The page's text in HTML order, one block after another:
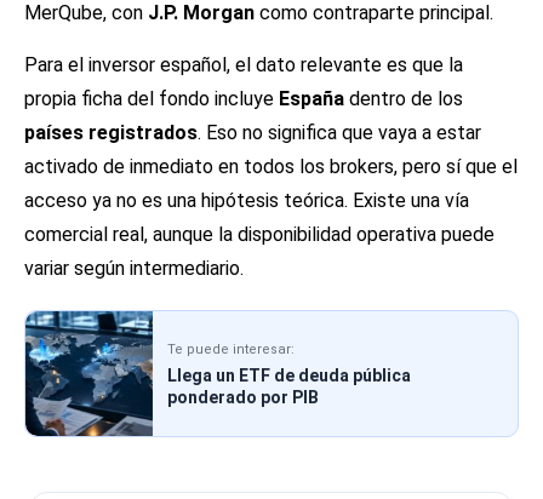
MerQube, con J.P. Morgan como contraparte principal.
Para el inversor español, el dato relevante es que la
propia ficha del fondo incluye España dentro de los
países registrados. Eso no significa que vaya a estar
activado de inmediato en todos los brokers, pero sí que el
acceso ya no es una hipótesis teórica. Existe una vía
comercial real, aunque la disponibilidad operativa puede
variar según intermediario.
Te puede interesar:
Llega un ETF de deuda pública
ponderado por PIB